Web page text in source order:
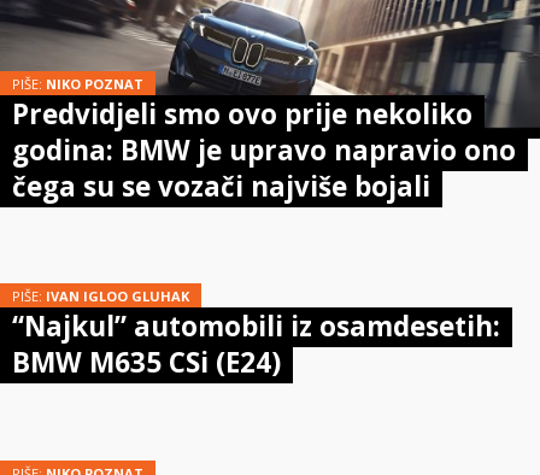
PIŠE: NIKO POZNAT
Predvidjeli smo ovo prije nekoliko
godina: BMW je upravo napravio ono
čega su se vozači najviše bojali
PIŠE: IVAN IGLOO GLUHAK
“Najkul” automobili iz osamdesetih:
BMW M635 CSi (E24)